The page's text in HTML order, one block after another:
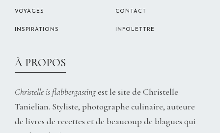
VOYAGES
INSPIRATIONS
CONTACT
INFOLETTRE
À PROPOS
Christelle is flabbergastingest le site de Christelle
Tanielian. Styliste, photographe culinaire, auteure
de livres de recettes et de beaucoup de blagues qui